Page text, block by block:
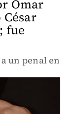
Omar
fue
un penal en